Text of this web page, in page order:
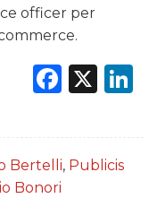
officer per
X
Bertelli, Publicis
Bonori